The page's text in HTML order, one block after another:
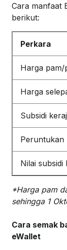
Cara manfaat
berikut:
Perkara
Harga pam/
Harga
Subsidi
Peruntukan
Nilai subsidi
*Harga pam
sehingga 1
Cara semak
eWallet